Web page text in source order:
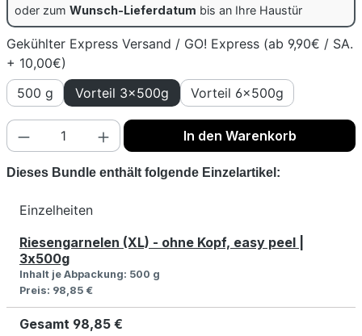
oder zum Wunsch-Lieferdatum bis an Ihre Haustür
Gekühlter Express Versand / GO! Express (ab 9,90€ / SA.
+ 10,00€)
500 g
Vorteil 3x500g Vorteil 6x500g
Produkt Anzahl: Gib den gewünschten
In den Warenkorb
Dieses Bundle enthält folgende Einzelartikel:
Einzelheiten
Riesengarnelen (XL) - ohne Kopf, easy peel |
3x500g
Inhalt je Abpackung: 500 g
Preis: 98,85 €
Gesamt 98,85 €